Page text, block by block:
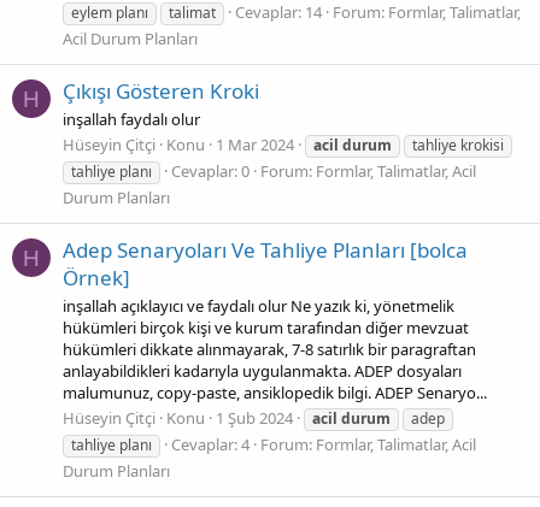
eylem planı
talimat Cevaplar: 14 Forum: Formlar, Talimatlar,
Acil Durum Planları
H Çıkışı Gösteren Kroki
inşallah faydalı olur
Hüseyin Çitçi Konu 1 Mar 2024 acil durum
tahliye krokisi
tahliye planı
Cevaplar: 0 Forum: Formlar, Talimatlar, Acil
Durum Planları
H
Adep Senaryoları Ve Tahliye Planları [bolca
Örnek]
inşallah açıklayıcı ve faydalı olur Ne yazık ki, yönetmelik
hükümleri birçok kişi ve kurum tarafından diğer mevzuat
hükümleri dikkate alınmayarak, 7-8 satırlık bir paragraftan
anlayabildikleri kadarıyla uygulanmakta. ADEP dosyaları
malumunuz, copy-paste, ansiklopedik bilgi. ADEP Senaryo...
Hüseyin Çitçi Konu 1 Şub 2024 acil durum
adep
tahliye planı
Cevaplar: 4 Forum: Formlar, Talimatlar, Acil
Durum Planları